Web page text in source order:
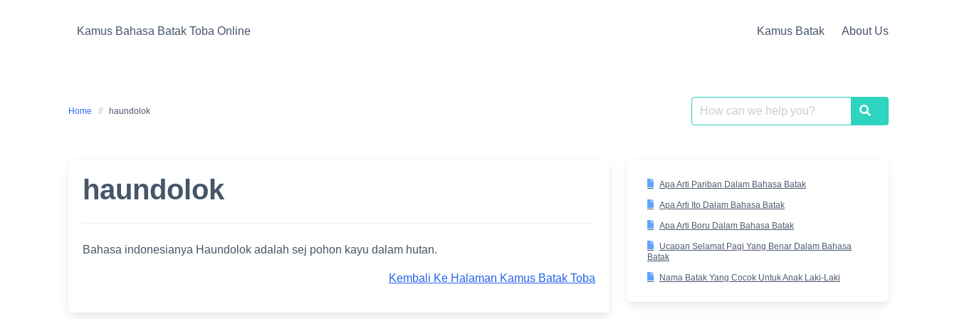
Kamus Bahasa Batak Toba Online Kamus Batak About Us
Home haundolok
Search
for:
Search
Apa Arti Pariban Dalam Bahasa Batak
Apa Arti Ito Dalam Bahasa Batak
Apa Arti Boru Dalam Bahasa Batak
Ucapan Selamat Pagi Yang Benar Dalam Bahasa
Batak
Nama Batak Yang Cocok Untuk Anak Laki-Laki
haundolok
Bahasa indonesianya Haundolok adalah sej pohon kayu dalam hutan.
Kembali Ke Halaman Kamus Batak Toba